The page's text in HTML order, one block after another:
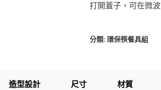
打開蓋子，可在微
分類:環保筷餐具組
造型設計 尺寸 材質